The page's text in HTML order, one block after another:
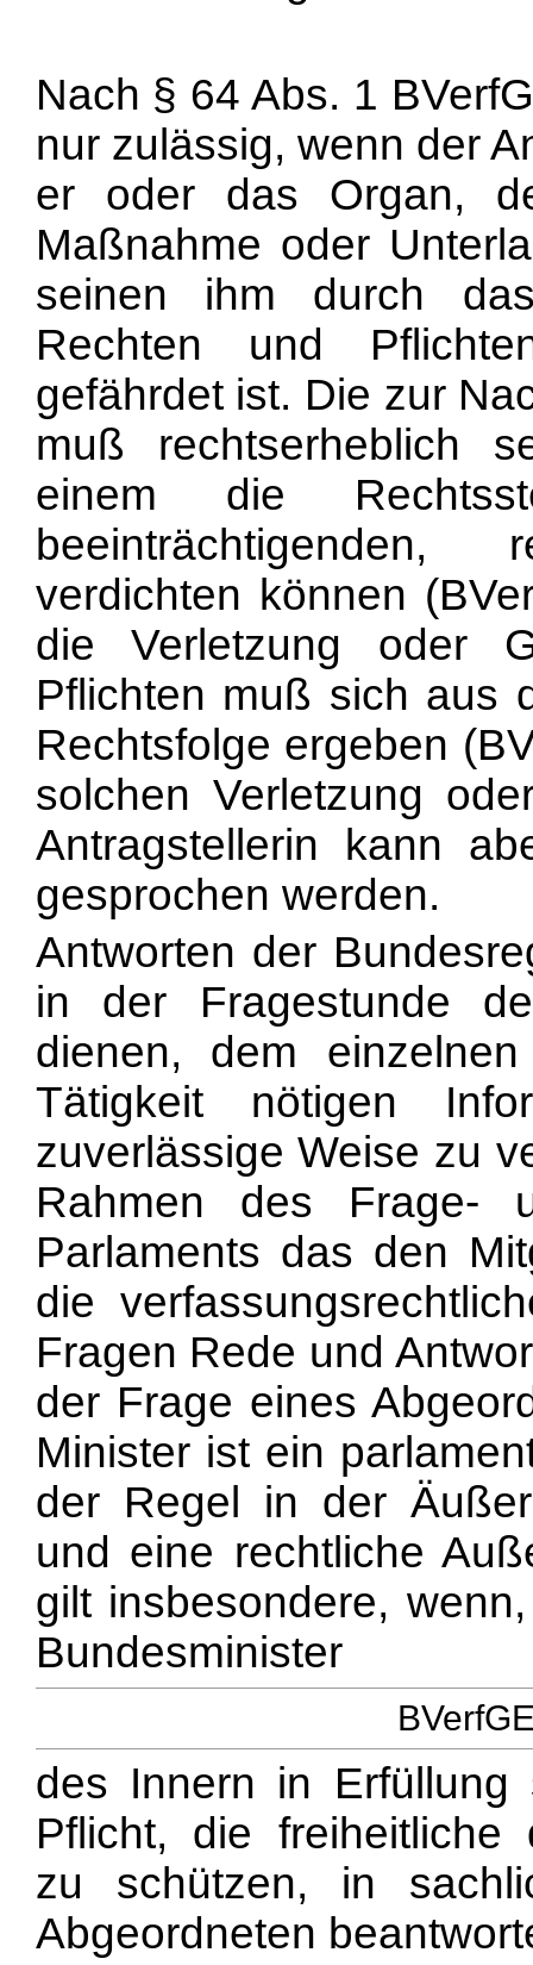
Nach § 64 Abs. 1
nur zulässig, wenn der
er oder das Organ,
Maßnahme oder
seinen ihm durch
Rechten und
gefährdet ist. Die zur
muß rechtserheblich
einem die
beeinträchtigenden,
verdichten können
die Verletzung oder
Pflichten muß sich aus
Rechtsfolge ergeben
solchen Verletzung
Antragstellerin kann
gesprochen werden.
Antworten der
in der Fragestunde
dienen, dem
Tätigkeit nötigen
zuverlässige Weise zu
Rahmen des Frage-
Parlaments das den
die
Fragen Rede und
der Frage eines
Minister ist ein
der Regel in der
und eine rechtliche
gilt insbesondere,
Bundesminister
des Innern in Erfüllung
Pflicht, die freiheitliche
zu schützen, in
Abgeordneten